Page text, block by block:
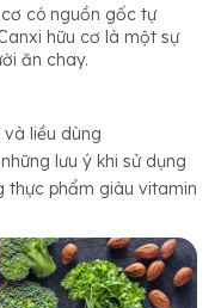
cơ có nguồn gốc tự
hữu cơ là một sự
ăn chay.
liều dùng
lưu ý khi sử dụng
thực phẩm giàu vitamin